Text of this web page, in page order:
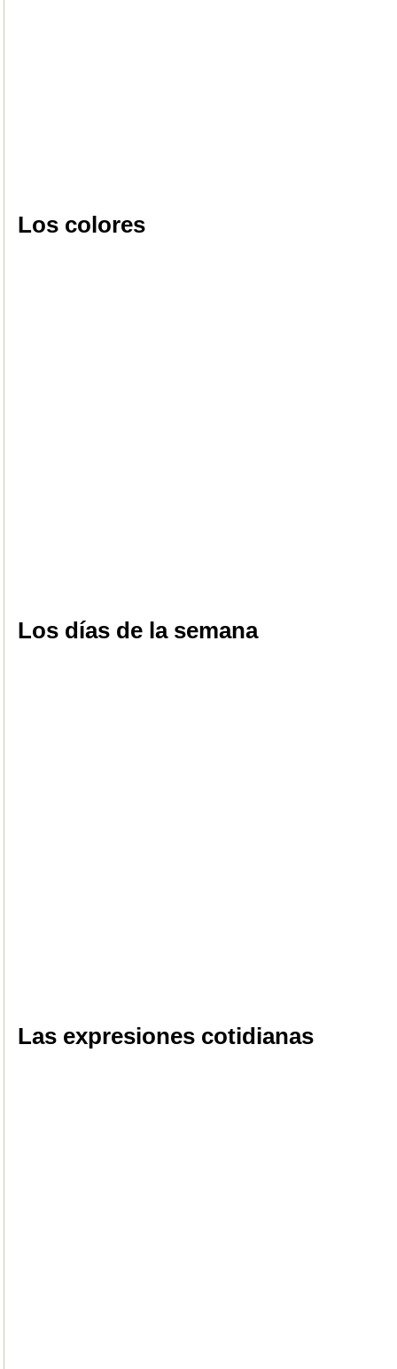
Los colores
Los días de la semana
Las expresiones cotidianas